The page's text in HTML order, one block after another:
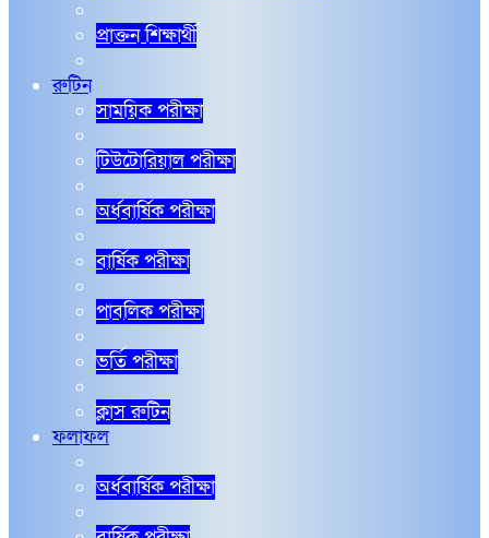
প্রাক্তন শিক্ষার্থী
রুটিন
সাময়িক পরীক্ষা
টিউটোরিয়াল পরীক্ষা
অর্ধবার্ষিক পরীক্ষা
বার্ষিক পরীক্ষা
পাবলিক পরীক্ষা
ভর্তি পরীক্ষা
ক্লাস রুটিন
ফলাফল
অর্ধবার্ষিক পরীক্ষা